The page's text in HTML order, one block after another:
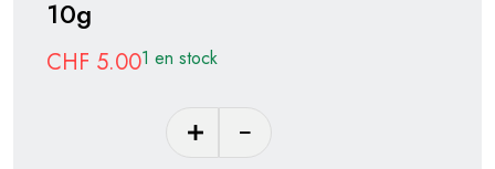
10g
CHF 5.001 en stock